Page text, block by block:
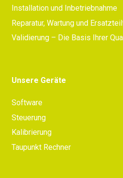
Installation und Inbetriebnahme
Reparatur, Wartung und
Validierung – Die Basis Ihrer
Unsere Geräte
Software
Steuerung
Kalibrierung
Taupunkt Rechner